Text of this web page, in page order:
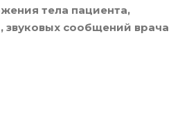
тела пациента,
сообщений врача